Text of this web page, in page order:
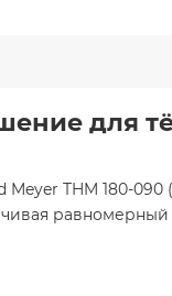
для
THM 180-090
равномерный